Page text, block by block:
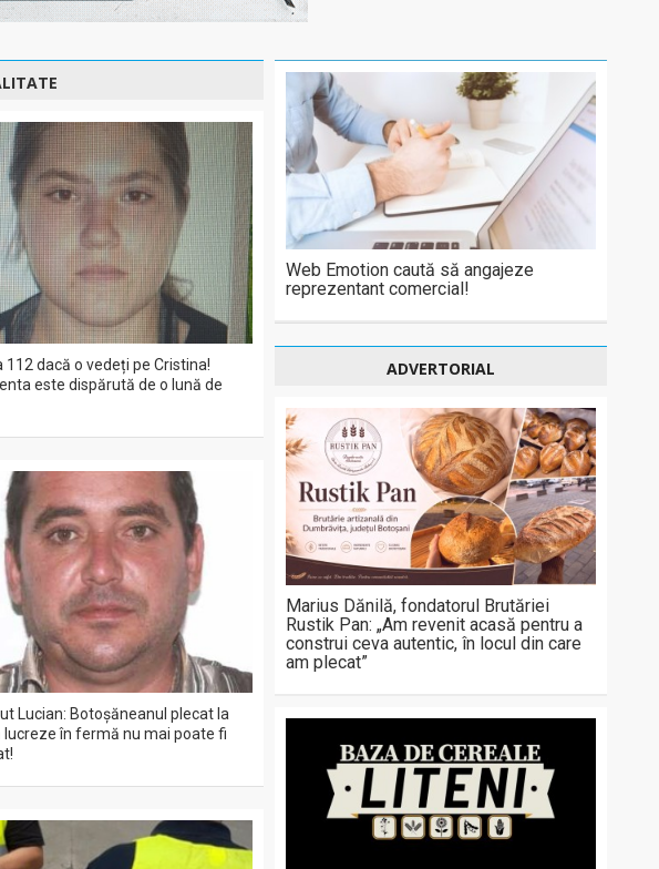
112 dacă o vedeți pe Cristina!
este dispărută de o lună de
Lucian: Botoșăneanul plecat la
lucreze în fermă nu mai poate fi
Web Emotion caută să angajeze
reprezentant comercial!
ADVERTORIAL
Marius Dănilă, fondatorul Brutăriei
Rustik Pan: „Am revenit acasă pentru a
construi ceva autentic, în locul din care
am plecat”